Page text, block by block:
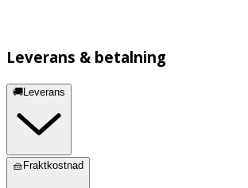
Leverans & betalning
🚚Leverans
🧺Fraktkostnad